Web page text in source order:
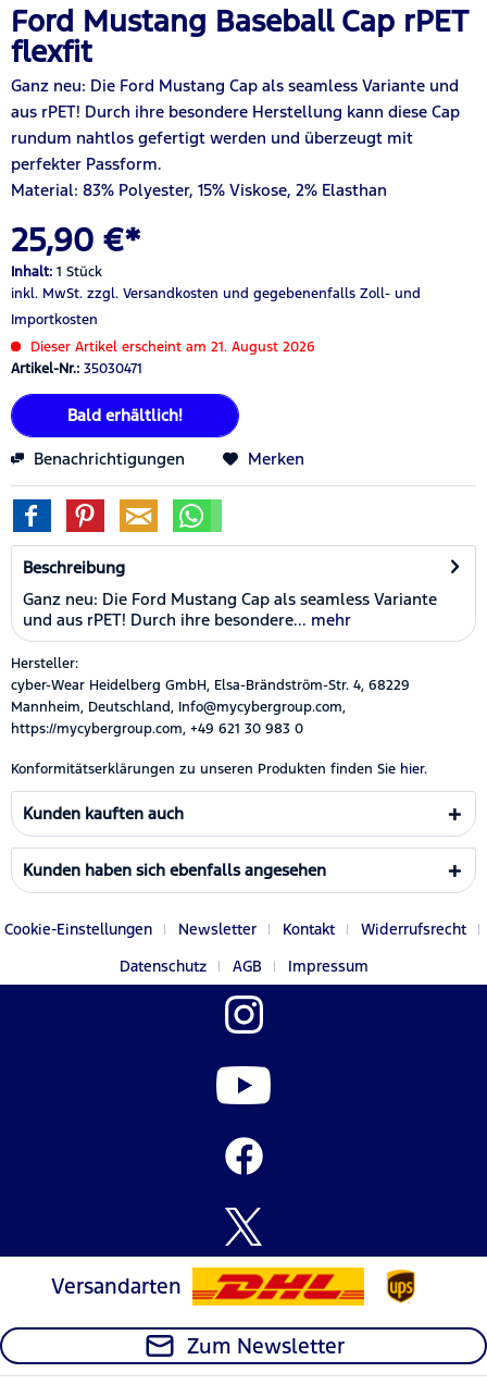
Ford Mustang Baseball Cap rPET
flexfit
Ganz neu: Die Ford Mustang Cap als seamless Variante und
aus rPET! Durch ihre besondere Herstellung kann diese Cap
rundum nahtlos gefertigt werden und überzeugt mit
perfekter Passform.
Material: 83% Polyester, 15% Viskose, 2% Elasthan
25,90 €*
Inhalt: 1 Stück
inkl. MwSt. zzgl. Versandkosten und gegebenenfalls Zoll- und
Importkosten
Dieser Artikel erscheint am 21. August 2026
Artikel-Nr.: 35030471
Bald erhältlich!
Benachrichtigungen Merken
Beschreibung
Ganz neu: Die Ford Mustang Cap als seamless Variante
und aus rPET! Durch ihre besondere... mehr
Hersteller:
cyber-Wear Heidelberg GmbH, Elsa-Brändström-Str. 4, 68229
Mannheim, Deutschland, Info@mycybergroup.com,
https://mycybergroup.com, +49 621 30 983 0
Konformitätserklärungen zu unseren Produkten finden Sie hier.
Kunden kauften auch
Kunden haben sich ebenfalls angesehen
Cookie-Einstellungen Newsletter Kontakt
Widerrufsrecht
Datenschutz
AGB Impressum
Versandarten
Zum Newsletter